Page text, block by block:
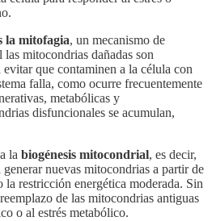
la mitofagia, un mecanismo de
mitocondrias dañadas son
evitar que contaminen a la célula con
falla, como ocurre frecuentemente
metabólicas y
disfuncionales se acumulan,
la biogénesis mitocondrial, es decir,
nuevas mitocondrias a partir de
restricción energética moderada. Sin
de las mitocondrias antiguas
o al estrés metabólico.